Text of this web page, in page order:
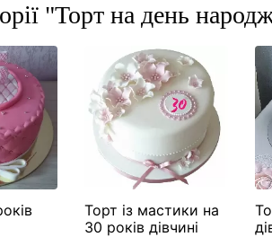
"Торт на день
Торт із мастики на
30 років дівчині